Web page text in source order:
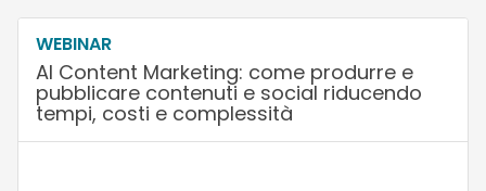
WEBINAR
AI Content Marketing: come produrre e
pubblicare contenuti e social riducendo
tempi, costi e complessità